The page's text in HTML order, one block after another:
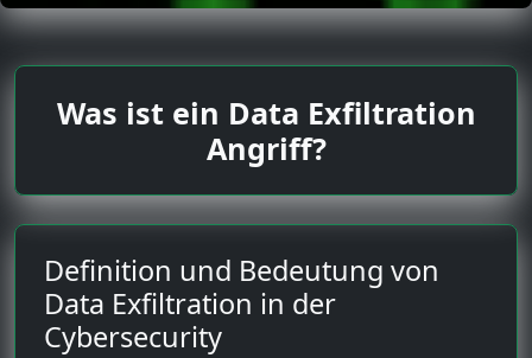
Was ist ein Data Exfiltration
Angriff?
Definition und Bedeutung von
Data Exfiltration in der
Cybersecurity